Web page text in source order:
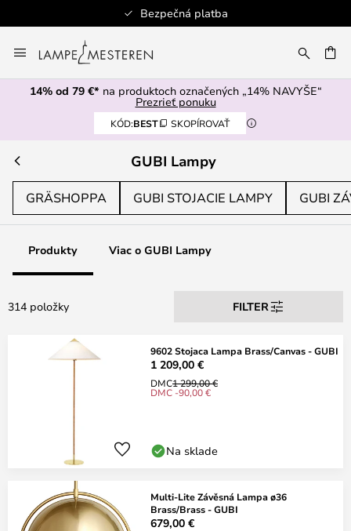
Bezpečná platba
to
Content
14% od 79 €* na produktoch označených „14% NAVYŠE“
Prezrieť ponuku
KÓD:BEST SKOPÍROVAŤ
GUBI Lampy
GRÄSHOPPA GUBI STOJACIE LAMPY GUBI
Produkty Viac o GUBI Lampy
314 položky FILTER
9602 Stojaca Lampa Brass/Canvas - GUBI
1 209,00 €
DMC1 299,00 €
DMC -90,00 €
Na sklade
Multi-Lite Závěsná Lampa ø36
Brass/Brass - GUBI
679,00 €